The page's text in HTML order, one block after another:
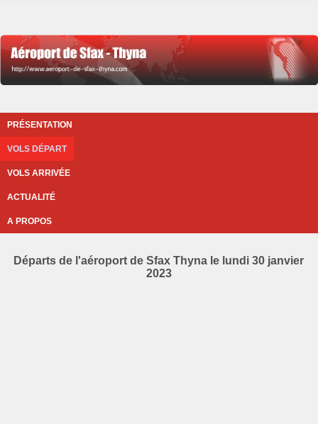
PRÉSENTATION
VOLS DÉPART
VOLS ARRIVÉE
ACTUALITÉ
A PROPOS
Départs de l'aéroport de Sfax Thyna le lundi 30 janvier
2023